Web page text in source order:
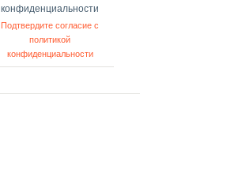
конфиденциальности
Подтвердите согласие с
политикой
конфиденциальности